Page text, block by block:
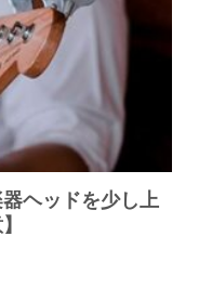
ヘッドを少し上